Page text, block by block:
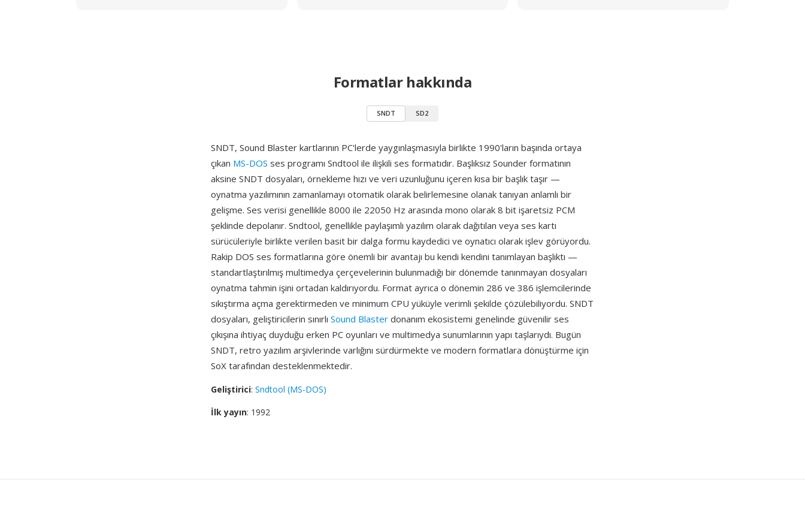
Formatlar hakkında
SNDT SD2
SNDT, Sound Blaster kartlarının PC'lerde yaygınlaşmasıyla birlikte 1990'ların başında ortaya
çıkan MS-DOS ses programı Sndtool ile ilişkili ses formatıdır. Başlıksız Sounder formatının
aksine SNDT dosyaları, örnekleme hızı ve veri uzunluğunu içeren kısa bir başlık taşır —
oynatma yazılımının zamanlamayı otomatik olarak belirlemesine olanak tanıyan anlamlı bir
gelişme. Ses verisi genellikle 8000 ile 22050 Hz arasında mono olarak 8 bit işaretsiz PCM
şeklinde depolanır. Sndtool, genellikle paylaşımlı yazılım olarak dağıtılan veya ses kartı
sürücüleriyle birlikte verilen basit bir dalga formu kaydedici ve oynatıcı olarak işlev görüyordu.
Rakip DOS ses formatlarına göre önemli bir avantajı bu kendi kendini tanımlayan başlıktı —
standartlaştırılmış multimedya çerçevelerinin bulunmadığı bir dönemde tanınmayan dosyaları
oynatma tahmin işini ortadan kaldırıyordu. Format ayrıca o dönemin 286 ve 386 işlemcilerinde
sıkıştırma açma gerektirmeden ve minimum CPU yüküyle verimli şekilde çözülebiliyordu. SNDT
dosyaları, geliştiricilerin sınırlı Sound Blaster donanım ekosistemi genelinde güvenilir ses
çıkışına ihtiyaç duyduğu erken PC oyunları ve multimedya sunumlarının yapı taşlarıydı. Bugün
SNDT, retro yazılım arşivlerinde varlığını sürdürmekte ve modern formatlara dönüştürme için
SoX tarafından desteklenmektedir.
Geliştirici: Sndtool (MS-DOS)
İlk yayın: 1992